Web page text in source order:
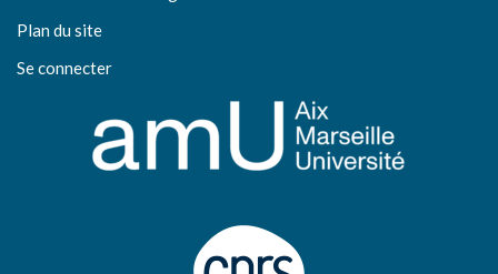
Plan du site
Se connecter